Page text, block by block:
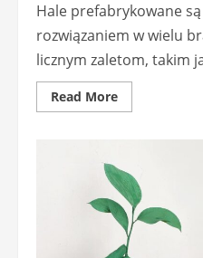
Hale prefabrykowane
rozwiązaniem w wielu
licznym zaletom, takim
Read MoreRead
more
w
halach
i
jak
je
rozwiązywać